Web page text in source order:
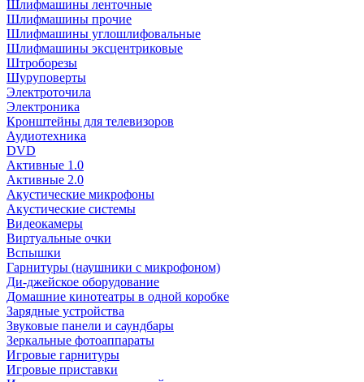
Шлифмашины ленточные
Шлифмашины прочие
Шлифмашины углошлифовальные
Шлифмашины эксцентриковые
Штроборезы
Шуруповерты
Электроточила
Электроника
Кронштейны для телевизоров
Аудиотехника
DVD
Активные 1.0
Активные 2.0
Акустические микрофоны
Акустические системы
Видеокамеры
Виртуальные очки
Вспышки
Гарнитуры (наушники с микрофоном)
Ди-джейское оборудование
Домашние кинотеатры в одной коробке
Зарядные устройства
Звуковые панели и саундбары
Зеркальные фотоаппараты
Игровые гарнитуры
Игровые приставки